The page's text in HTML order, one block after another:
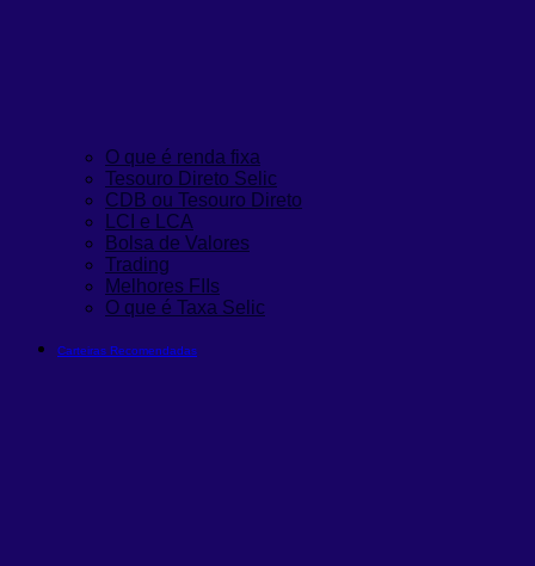
O que é renda fixa
Tesouro Direto Selic
CDB ou Tesouro Direto
LCI e LCA
Bolsa de Valores
Trading
Melhores FIIs
O que é Taxa Selic
Carteiras Recomendadas